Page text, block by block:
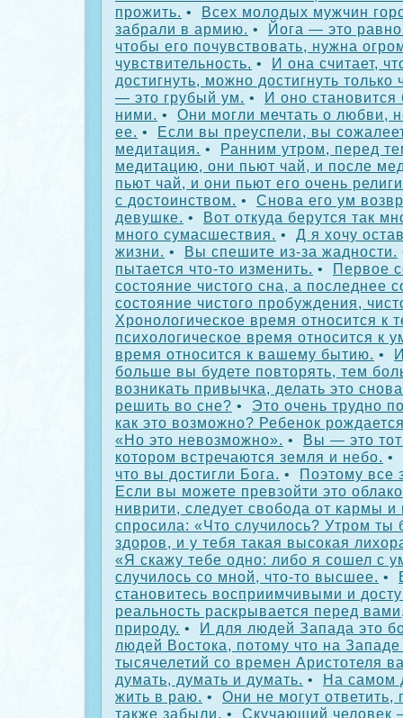
прожить. • Всех молодых мужчин
забрали в армию. • Йога — это
чтобы его почувствовать, нужна
чувствительность. • И она считает,
достигнуть, можно достигнуть только
— это грубый ум. • И оно
ними. • Они могли мечтать о любви,
ее. • Если вы преуспели, вы
медитация. • Ранним утром, перед
медитацию, они пьют чай, и после
пьют чай, и они пьют его очень
с достоинством. • Снова его ум
девушке. • Вот откуда берутся так
много сумасшествия. • Д я хочу
жизни. • Вы спешите из-за жадности.
пытается что-то изменить. • Первое
состояние чистого сна, а последнее
состояние чистого пробуждения,
Хронологическое время относится к
психологическое время относится к
время относится к вашему бытию. •
больше вы будете повторять, тем
возникать привычка, делать это
решить во сне? • Это очень трудно
как это возможно? Ребенок
«Но это невозможно». • Вы — это тот
котором встречаются земля и небо. •
что вы достигли Бога. • Поэтому все
Если вы можете превзойти это
ниврити, следует свобода от кармы и
спросила: «Что случилось? Утром
здоров, и у тебя такая высокая
«Я скажу тебе одно: либо я сошел с
случилось со мной, что-то высшее. •
становитесь восприимчивыми и
реальность раскрывается перед
природу. • И для людей Запада это
людей Востока, потому что на Западе
тысячелетий со времен Аристотеля
думать, думать и думать. • На самом
жить в раю. • Они не могут ответить,
также забыли. • Скучающий человек